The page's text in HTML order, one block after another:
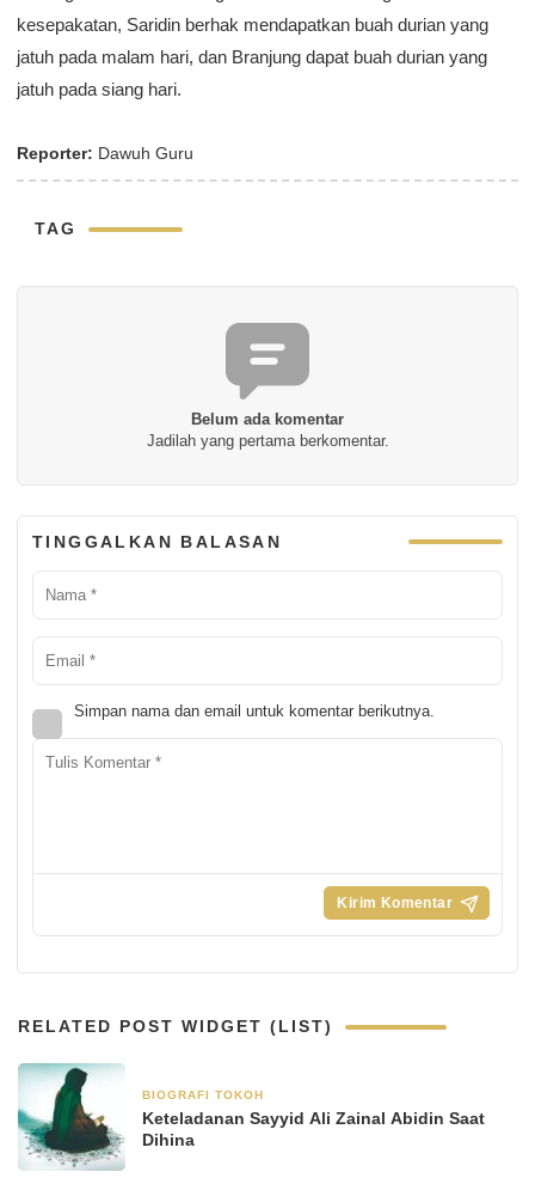
kesepakatan, Saridin berhak mendapatkan buah durian yang
jatuh pada malam hari, dan Branjung dapat buah durian yang
jatuh pada siang hari.
Reporter: Dawuh Guru
TAG
Belum ada komentar
Jadilah yang pertama berkomentar.
TINGGALKAN BALASAN
Simpan nama dan email untuk komentar berikutnya.
RELATED POST WIDGET (LIST)
BIOGRAFI TOKOH
Keteladanan Sayyid Ali Zainal Abidin Saat
Dihina